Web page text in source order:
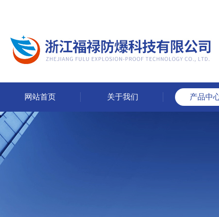
网站首页 关于我们 产品中